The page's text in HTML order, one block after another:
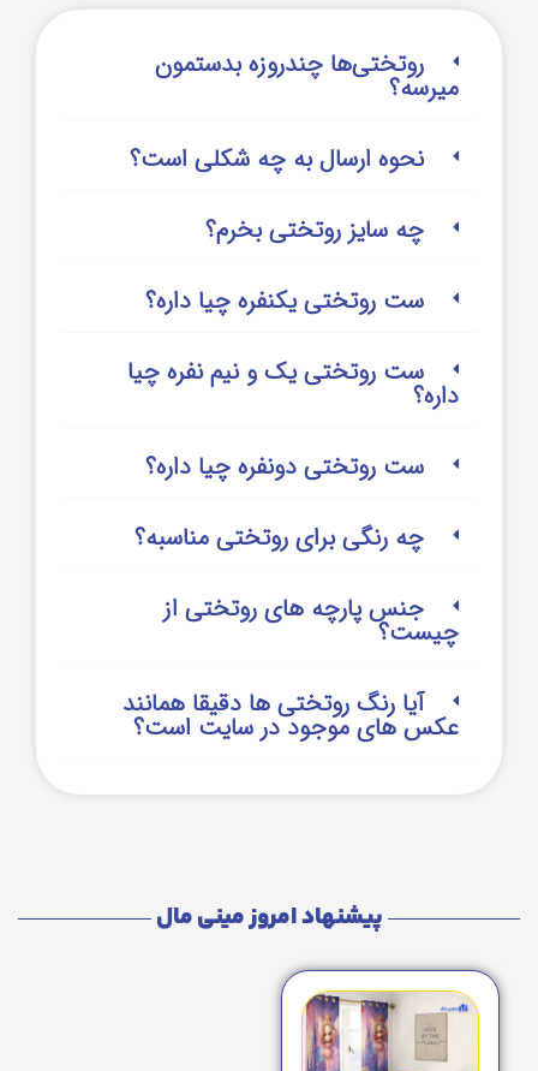
روتختی‌‌ها چندروزه بدستمون
میرسه؟
نحوه ارسال به چه شکلی است؟
چه سایز روتختی بخرم؟
ست روتختی یکنفره چیا داره؟
ست روتختی یک و نیم نفره چیا
داره؟
ست روتختی دونفره چیا داره؟
چه رنگی برای روتختی مناسبه؟
جنس پارچه های روتختی از
چیست؟
آیا رنگ روتختی ها دقیقا همانند
عکس های موجود در سایت است؟
پیشنهاد امروز مینی مال